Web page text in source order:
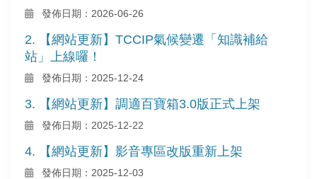
發佈日期：2026-06-26
2. 【網站更新】TCCIP氣候變遷「知識補給
站」上線囉！
發佈日期：2025-12-24
3. 【網站更新】調適百寶箱3.0版正式上架
發佈日期：2025-12-22
4. 【網站更新】影音專區改版重新上架
發佈日期：2025-12-03